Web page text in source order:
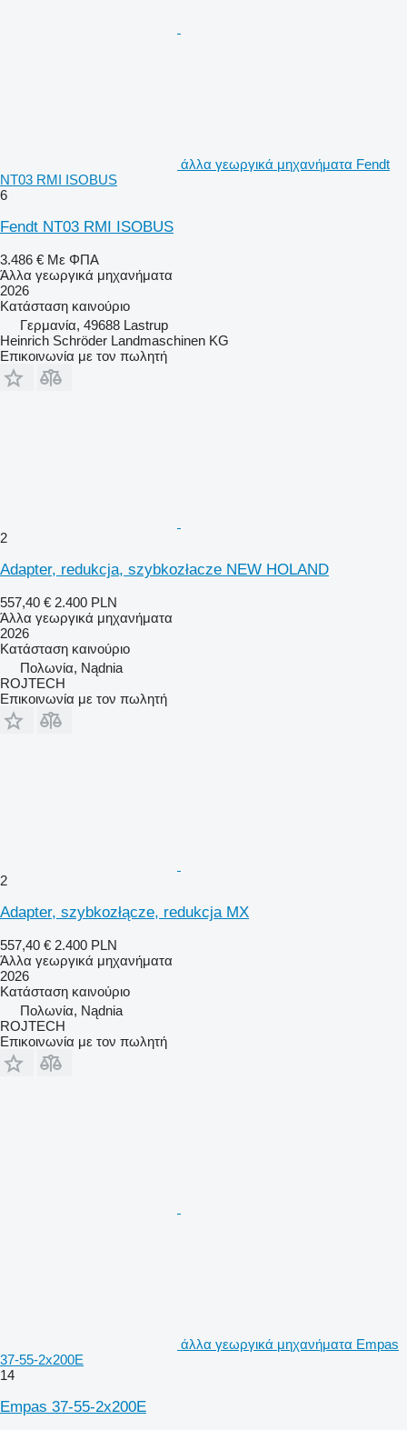
άλλα γεωργικά μηχανήματα Fendt
NT03 RMI ISOBUS
6
Fendt NT03 RMI ISOBUS
3.486 € Με ΦΠΑ
Άλλα γεωργικά μηχανήματα
2026
Κατάσταση καινούριο
Γερμανία, 49688 Lastrup
Heinrich Schröder Landmaschinen KG
Επικοινωνία με τον πωλητή
2
Adapter, redukcja, szybkozłacze NEW HOLAND
557,40 € 2.400 PLN
Άλλα γεωργικά μηχανήματα
2026
Κατάσταση καινούριο
Πολωνία, Nądnia
ROJTECH
Επικοινωνία με τον πωλητή
2
Adapter, szybkozłącze, redukcja MX
557,40 € 2.400 PLN
Άλλα γεωργικά μηχανήματα
2026
Κατάσταση καινούριο
Πολωνία, Nądnia
ROJTECH
Επικοινωνία με τον πωλητή
άλλα γεωργικά μηχανήματα Empas
37-55-2x200E
14
Empas 37-55-2x200E